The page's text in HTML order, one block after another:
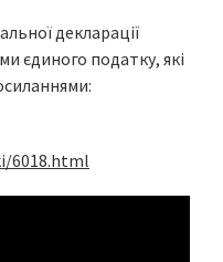
декларації
єдиного податку, які
6018.html